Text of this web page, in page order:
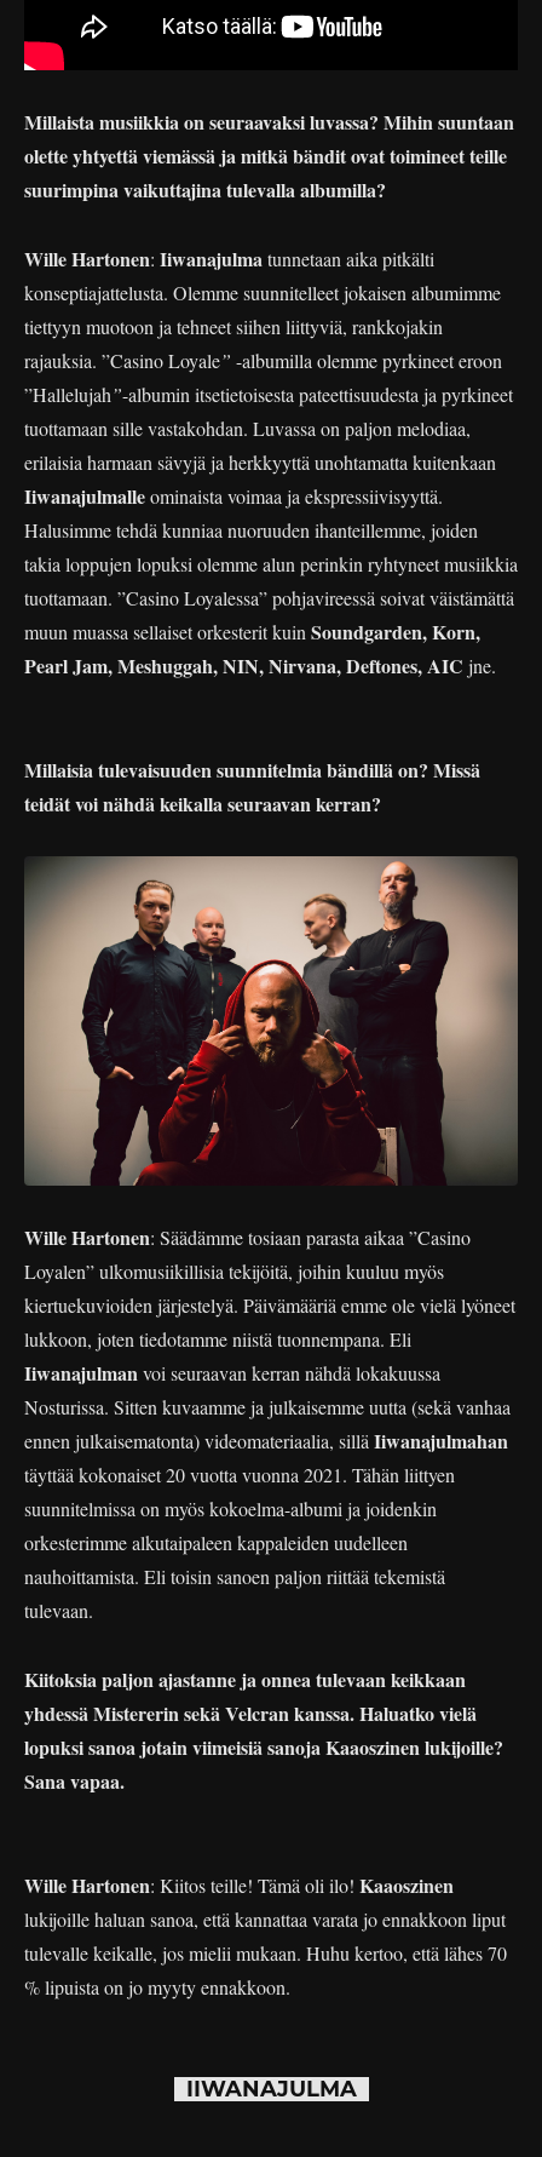
Millaista musiikkia on seuraavaksi luvassa? Mihin suuntaan
olette yhtyettä viemässä ja mitkä bändit ovat toimineet teille
suurimpina vaikuttajina tulevalla albumilla?
Wille Hartonen: Iiwanajulmatunnetaan aika pitkälti
konseptiajattelusta. Olemme suunnitelleet jokaisen albumimme
tiettyyn muotoon ja tehneet siihen liittyviä, rankkojakin
rajauksia. ”Casino Loyale” -albumilla olemme pyrkineet eroon
”Hallelujah”-albumin itsetietoisesta pateettisuudesta ja pyrkineet
tuottamaan sille vastakohdan. Luvassa on paljon melodiaa,
erilaisia harmaan sävyjä ja herkkyyttä unohtamatta kuitenkaan
Iiwanajulmalleominaista voimaa ja ekspressiivisyyttä.
Halusimme tehdä kunniaa nuoruuden ihanteillemme, joiden
takia loppujen lopuksi olemme alun perinkin ryhtyneet musiikkia
tuottamaan. ”Casino Loyalessa” pohjavireessä soivat väistämättä
muun muassa sellaiset orkesterit kuin Soundgarden, Korn,
Pearl Jam, Meshuggah, NIN, Nirvana, Deftones, AIC jne.
Millaisia tulevaisuuden suunnitelmia bändillä on? Missä
teidät voi nähdä keikalla seuraavan kerran?
Wille Hartonen: Säädämme tosiaan parasta aikaa ”Casino
Loyalen” ulkomusiikillisia tekijöitä, joihin kuuluu myös
kiertuekuvioiden järjestelyä. Päivämääriä emme ole vielä lyöneet
lukkoon, joten tiedotamme niistä tuonnempana. Eli
Iiwanajulmanvoi seuraavan kerran nähdä lokakuussa
Nosturissa. Sitten kuvaamme ja julkaisemme uutta (sekä vanhaa
ennen julkaisematonta) videomateriaalia, sillä Iiwanajulmahan
täyttää kokonaiset 20 vuotta vuonna 2021. Tähän liittyen
suunnitelmissa on myös kokoelma-albumi ja joidenkin
orkesterimme alkutaipaleen kappaleiden uudelleen
nauhoittamista. Eli toisin sanoen paljon riittää tekemistä
tulevaan.
Kiitoksia paljon ajastanne ja onnea tulevaan keikkaan
yhdessä Mistererin sekä Velcran kanssa. Haluatko vielä
lopuksi sanoa jotain viimeisiä sanoja Kaaoszinen lukijoille?
Sana vapaa.
Wille Hartonen: Kiitos teille! Tämä oli ilo! Kaaoszinen
lukijoille haluan sanoa, että kannattaa varata jo ennakkoon liput
tulevalle keikalle, jos mielii mukaan. Huhu kertoo, että lähes 70
% lipuista on jo myyty ennakkoon.
IIWANAJULMA